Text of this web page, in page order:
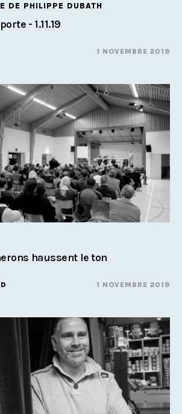
DE PHILIPPE DUBATH
- 1.11.19
1 NOVEMBRE 2019
haussent le ton
1 NOVEMBRE 2019